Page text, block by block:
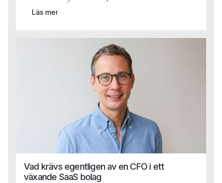
konkurrensen hårdnar blir konsekvensen ofta att tillväxt
inte längre leder till lönsamhet.
Läs mer
Vad krävs egentligen av en CFO i ett
växande SaaS bolag